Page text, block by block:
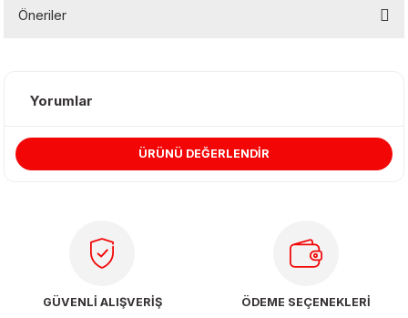
Öneriler
Görüş ve önerileriniz için teşekkür ederiz.
Ürün resmi kalitesiz, bozuk veya görüntülenemiyor.
Ürün fiyatı diğer sitelerden daha pahalı.
Bu ürüne benzer farklı alternatifler olmalı.
Yorumlar
ÜRÜNÜ DEĞERLENDİR
GÜVENLİ ALIŞVERİŞ
ÖDEME SEÇENEKLERİ